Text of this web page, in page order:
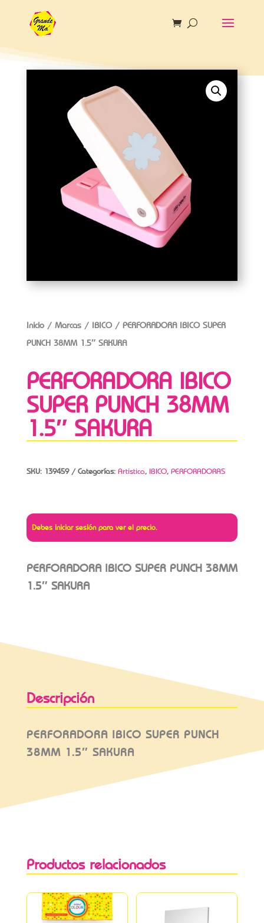
Inicio/ Marcas/ IBICO/ PERFORADORA IBICO SUPER
PUNCH 38MM 1.5″ SAKURA
PERFORADORA IBICO
SUPER PUNCH 38MM
1.5″ SAKURA
SKU: 139459 Categorías: Artistica, IBICO, PERFORADORAS
Debes iniciar sesión para ver el precio.
PERFORADORA IBICO SUPER PUNCH 38MM
1.5″ SAKURA
Descripción
PERFORADORA IBICO SUPER PUNCH
38MM 1.5″ SAKURA
Productos relacionados